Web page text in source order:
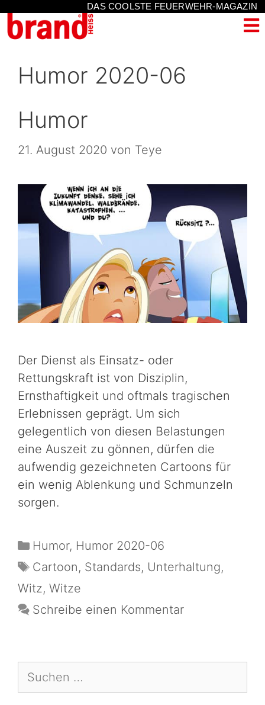
DAS COOLSTE FEUERWEHR-MAGAZIN
Humor 2020-06
Humor
21. August 2020 von Teye
Der Dienst als Einsatz- oder
Rettungskraft ist von Disziplin,
Ernsthaftigkeit und oftmals tragischen
Erlebnissen geprägt. Um sich
gelegentlich von diesen Belastungen
eine Auszeit zu gönnen, dürfen die
aufwendig gezeichneten Cartoons für
ein wenig Ablenkung und Schmunzeln
sorgen.
Humor, Humor 2020-06
Cartoon, Standards, Unterhaltung,
Witz, Witze
Schreibe einen Kommentar